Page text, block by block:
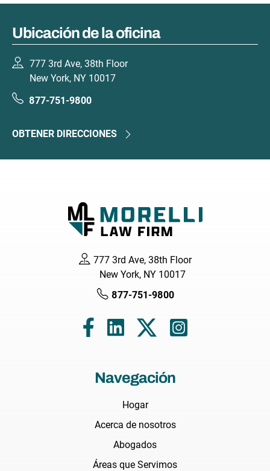
Ubicación de la oficina
777 3rd Ave, 38th Floor
New York, NY 10017
877-751-9800
OBTENER DIRECCIONES
777 3rd Ave, 38th Floor
New York, NY 10017
877-751-9800
Navegación
Hogar
Acerca de nosotros
Abogados
Áreas que Servimos